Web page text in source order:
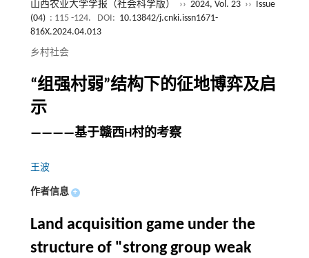
山西农业大学学报（社会科学版） ›› 2024, Vol. 23 ›› Issue
(04) : 115 -124. DOI: 10.13842/j.cnki.issn1671-
816X.2024.04.013
乡村社会
“组强村弱”结构下的征地博弈及启
示
————基于赣西H村的考察
王波
作者信息 +
Land acquisition game under the
structure of "strong group weak